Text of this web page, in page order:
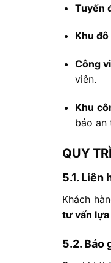
Tuyến
Khu đô
Công
viên.
Khu
bảo an
QUY
5.1. Liên
Khách
tưvấn lựa
5.2. Báo